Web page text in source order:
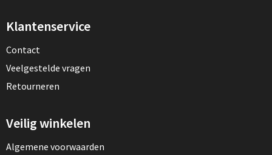
Klantenservice
Contact
Veelgestelde vragen
Retourneren
Veilig winkelen
Algemene voorwaarden